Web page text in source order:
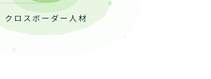
クロスボーダー人材